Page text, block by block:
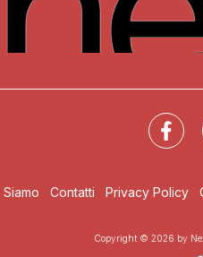
Siamo Contatti Privacy Policy
Copyright © 2026 by